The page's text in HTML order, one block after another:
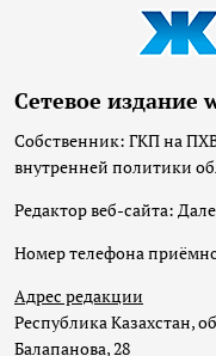
Сетевое издание
Собственник: ГКП на
внутренней политики
Редактор веб-сайта:
Номер телефона
Адрес редакции
Республика Казахстан,
Балапанова, 28